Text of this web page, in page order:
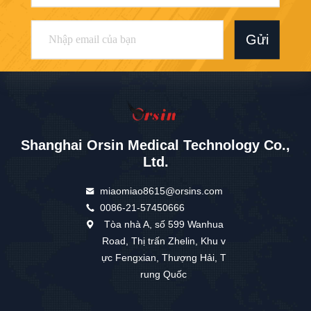
Gửi
Shanghai Orsin Medical Technology Co.,
Ltd.
miaomiao8615@orsins.com
0086-21-57450666
Tòa nhà A, số 599 Wanhua
Road, Thị trấn Zhelin, Khu v
ực Fengxian, Thượng Hải, T
rung Quốc